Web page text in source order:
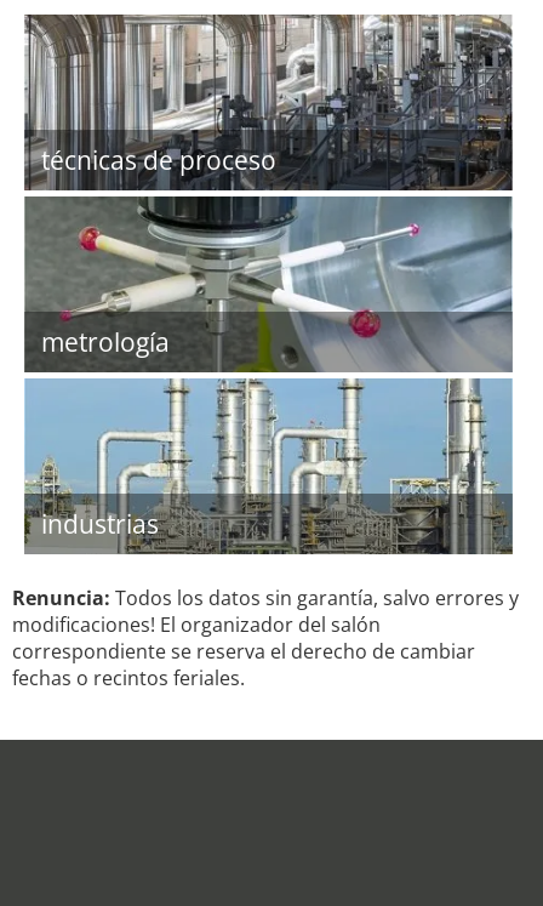
técnicas de proceso
metrología
industrias
Renuncia: Todos los datos sin garantía, salvo errores y
modificaciones! El organizador del salón
correspondiente se reserva el derecho de cambiar
fechas o recintos feriales.